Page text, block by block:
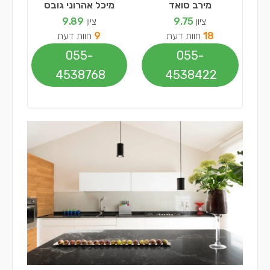
מירב סואד
ציון 9.75
18 חוות דעת
055-
4538422
מיכל אהרוני גובס
ציון 9.89
9 חוות דעת
055-
4538768